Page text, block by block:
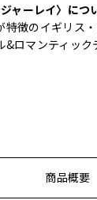
ャーレイ〉につ
特徴のイギリス
&ロマンティッ
商品概要